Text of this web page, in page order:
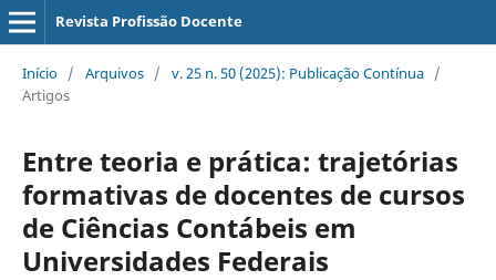
Revista Profissão Docente
Início / Arquivos / v. 25 n. 50 (2025): Publicação Contínua /
Artigos
Entre teoria e prática: trajetórias
formativas de docentes de cursos
de Ciências Contábeis em
Universidades Federais